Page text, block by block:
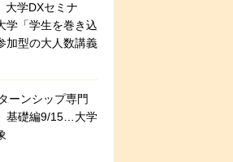
大学DXセミナ
学「学生を巻き込
加型の大人数講義
ーンシップ専門
基礎編9/15…大学